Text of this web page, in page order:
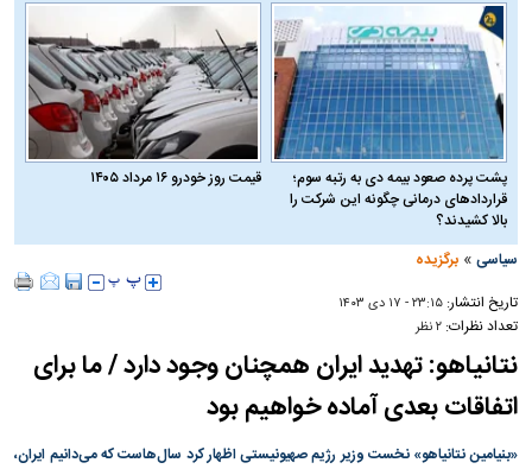
پشت پرده صعود بیمه دی به رتبه سوم؛
قراردادهای درمانی چگونه این شرکت را
بالا کشیدند؟
قیمت روز خودرو ۱۶ مرداد ۱۴۰۵
سیاسی »برگزیده
تاریخ انتشار:۲۳:۱۵ - ۱۷ دی ۱۴۰۳
تعداد نظرات:۲ نظر
نتانیاهو: تهدید ایران همچنان وجود دارد / ما برای
اتفاقات بعدی آماده خواهیم بود
«بنیامین نتانیاهو» نخست وزیر رژیم صهیونیستی اظهار کرد سال‌هاست که می‌دانیم ایران،